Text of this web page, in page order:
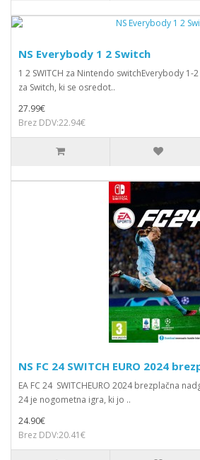
NS Everybody 1 2 Switch
1 2 SWITCH za Nintendo switchEverybody 1-
za Switch, ki se osredot..
27.99€
Brez DDV:22.94€
NS FC 24 SWITCH EURO 2024
EA FC 24 SWITCHEURO 2024 brezplačna
24 je nogometna igra, ki jo ..
24.90€
Brez DDV:20.41€